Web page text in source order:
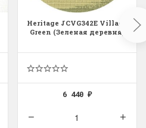
Ларина
1 апреля 2026
Heritage JCVG342E Village
Green (Зеленая деревня)
6 440₽